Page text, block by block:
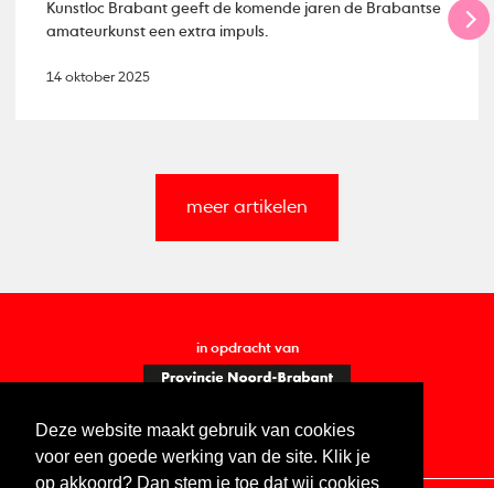
Deze website maakt gebruik van cookies
voor een goede werking van de site. Klik je
op akkoord? Dan stem je toe dat wij cookies
Kunstloc Brabant geeft de komende jaren de Brabantse
amateurkunst een extra impuls.
14 oktober 2025
meer artikelen
in opdracht van